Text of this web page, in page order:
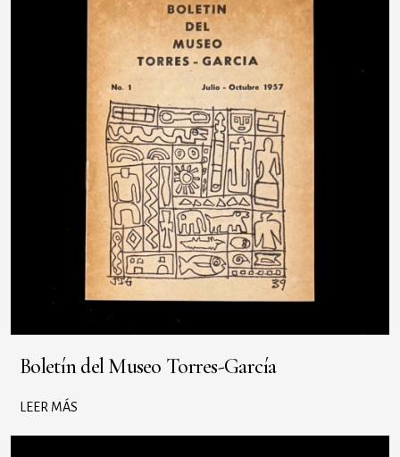
Boletín del Museo Torres-García
LEER MÁS